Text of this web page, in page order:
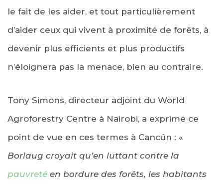
le fait de les aider, et tout particulièrement
d’aider ceux qui vivent à proximité de forêts, à
devenir plus efficients et plus productifs
n’éloignera pas la menace, bien au contraire.
Tony Simons, directeur adjoint du World
Agroforestry Centre à Nairobi, a exprimé ce
point de vue en ces termes à Cancún : «
Borlaug croyait qu’en luttant contre la
pauvreté en bordure des forêts, les habitants